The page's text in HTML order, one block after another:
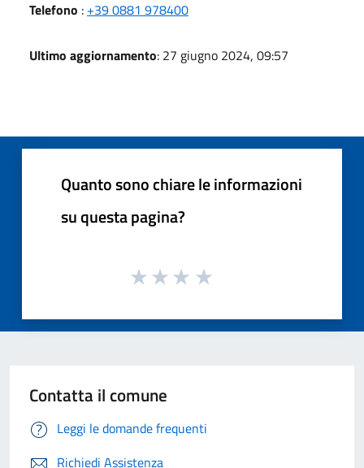
Telefono : +39 0881 978400
Ultimo aggiornamento: 27 giugno 2024, 09:57
Quanto sono chiare le informazioni
su questa pagina?
Contatta il comune
Leggi le domande frequenti
Richiedi Assistenza